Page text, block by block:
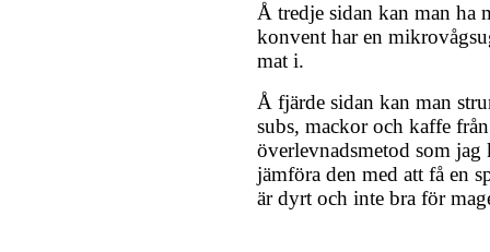
Å tredje sidan kan man ha
konvent har en
mat i.
Å fjärde sidan kan man
subs, mackor och kaffe
överlevnadsmetod som jag
jämföra den med att få en
är dyrt och inte bra för